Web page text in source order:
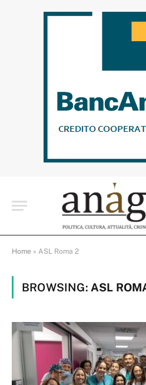
Home » ASL Roma 2
BROWSING: ASL